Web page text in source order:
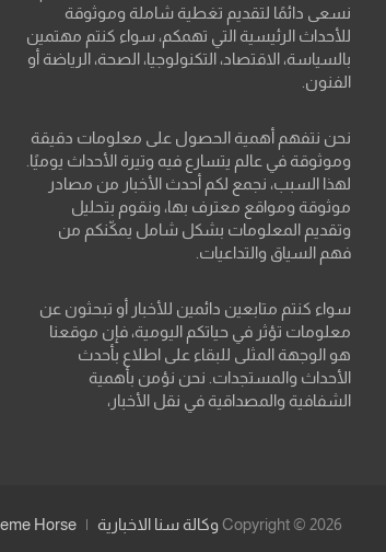
نسعى دائمًا لتقديم تغطية شاملة وموثوقة
للأحداث الرئيسية التي تهمكم، سواء كنتم مهتمين
بالسياسة، الاقتصاد، التكنولوجيا، الصحة، الرياضة أو
الفنون.
نحن نتفهم أهمية الحصول على معلومات دقيقة
وموثوقة في عالم يتسارع فيه وتيرة الأحداث يوميًا.
لهذا السبب، نجمع لكم أحدث الأخبار من مصادر
موثوقة ومواقع معترف بها، ونقوم بتحليل
وتقديم المعلومات بشكل شامل يمكّنكم من
فهم السياق والتداعيات.
سواء كنتم متابعين دائمين للأخبار أو تبحثون عن
معلومات تؤثر في حياتكم اليومية، فإن موقعنا
هو الوجهة المثلى للبقاء على اطلاع بأحدث
الأحداث والمستجدات. نحن نؤمن بأهمية
الشفافية والمصداقية في نقل الأخبار،
Copyright © 2026 وكالة سنا الاخبارية Horse